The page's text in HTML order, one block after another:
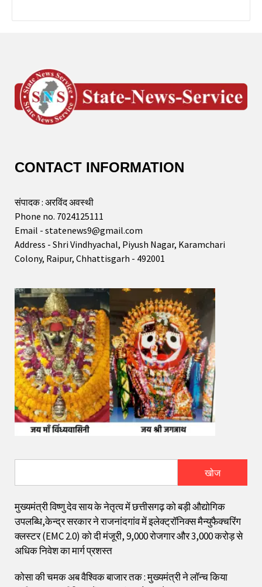
CONTACT INFORMATION
संपादक : अरविंद अवस्थी
Phone no. 7024125111
Email - statenews9@gmail.com
Address - Shri Vindhyachal, Piyush Nagar, Karamchari
Colony, Raipur, Chhattisgarh - 492001
खोज
मुख्यमंत्री विष्णु देव साय के नेतृत्व में छत्तीसगढ़ को बड़ी औद्योगिक
उपलब्धि,केन्द्र सरकार ने राजनांदगांव में इलेक्ट्रॉनिक्स मैन्युफैक्चरिंग
क्लस्टर (EMC 2.0) को दी मंजूरी, 9,000 रोजगार और ₹3,000 करोड़ से
अधिक निवेश का मार्ग प्रशस्त
कोसा की चमक अब वैश्विक बाजार तक : मुख्यमंत्री ने लॉन्च किया